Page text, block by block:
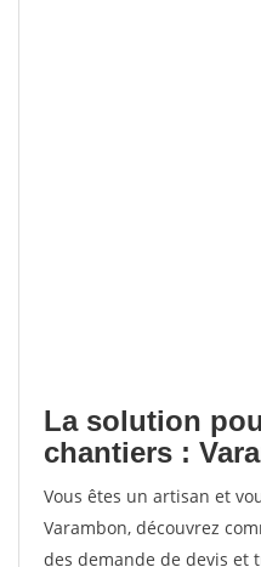
La solution
chantiers :
Vous êtes un artisan et
Varambon, découvrez
des demande de devis et